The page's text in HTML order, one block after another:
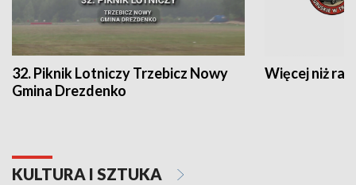
32. Piknik Lotniczy Trzebicz Nowy
Gmina Drezdenko
Więcej niż rajd
KULTURA I SZTUKA